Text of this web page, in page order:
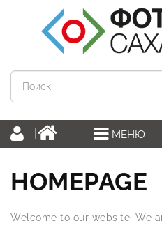
МЕНЮ
HOMEPAGE
Welcome to our website. We